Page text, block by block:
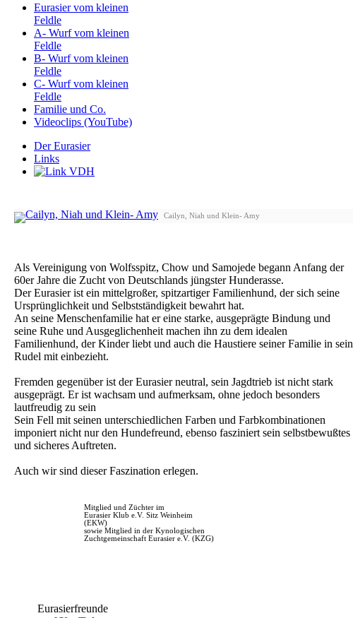
Eurasier vom kleinen
Feldle
A- Wurf vom kleinen
Feldle
B- Wurf vom kleinen
Feldle
C- Wurf vom kleinen
Feldle
Familie und Co.
Videoclips (YouTube)
Der Eurasier
Links
Cailyn, Niah und Klein- Amy
Als Vereinigung von Wolfsspitz, Chow und Samojede begann Anfang der
60er Jahre die Zucht von Deutschlands jüngster Hunderasse.
Der Eurasier ist ein mittelgroßer, spitzartiger Familienhund, der sich seine
Ursprünglichkeit und Selbstständigkeit bewahrt hat.
An seine Menschenfamilie hat er eine starke, ausgeprägte Bindung und
seine Ruhe und Ausgeglichenheit machen ihn zu dem idealen
Familienhund, der Kinder liebt und auch die Haustiere seiner Familie in sein
Rudel mit einbezieht.
Fremden gegenüber ist der Eurasier neutral, sein Jagdtrieb ist nicht stark
ausgeprägt. Er ist wachsam und aufmerksam, ohne jedoch besonders
lautfreudig zu sein
Sein Fell mit seinen unterschiedlichen Farben und Farbkombinationen
imponiert nicht nur den Hundefreund, ebenso fasziniert sein selbstbewußtes
und sicheres Auftreten.
Auch wir sind dieser Faszination erlegen.
Mitglied und Züchter im
Eurasier Klub e.V. Sitz Weinheim
(EKW)
sowie Mitglied in der Kynologischen
Zuchtgemeinschaft Eurasier e.V. (KZG)
Eurasierfreunde